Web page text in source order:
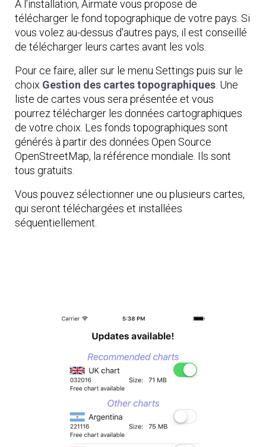
A l'installation, Airmate vous propose de
télécharger le fond topographique de votre pays. Si
vous volez au-dessus d'autres pays, il est conseillé
de télécharger leurs cartes avant les vols.
Pour ce faire, aller sur le menu Settings puis sur le
choix Gestion des cartes topographiques . Une
liste de cartes vous sera présentée et vous
pourrez télécharger les données cartographiques
de votre choix. Les fonds topographiques sont
générés à partir des données Open Source
OpenStreetMap, la référence mondiale. Ils sont
tous gratuits.
Vous pouvez sélectionner une ou plusieurs cartes,
qui seront téléchargées et installées
séquentiellement.